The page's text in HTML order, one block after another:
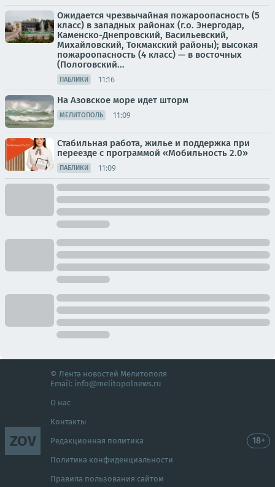
Ожидается чрезвычайная пожароопасность (5
класс) в западных районах (г.о. Энергодар,
Каменско-Днепровский, Васильевский,
Михайловский, Токмакский районы); высокая
пожароопасность (4 класс) — в восточных
(Пологовский...
ПАБЛИКИ 11:16
На Азовское море идет шторм
МЕЛИТОПОЛЬ 11:09
Стабильная работа, жилье и поддержка при
переезде с программой «Мобильность 2.0»
ПАБЛИКИ 11:09
ZOV
© Лента новостей Мелитополя
Email: info@melitopolnews.ru
О нас
Контакты
Редакционная политика
Политика конфиденциальности
Правила пользования сайтом
18+